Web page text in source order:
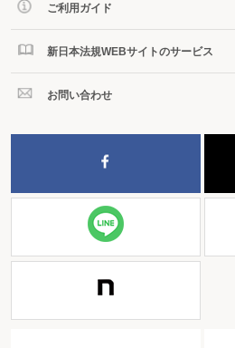
ご利用ガイド
新日本法規WEBサイトのサービス
お問い合わせ